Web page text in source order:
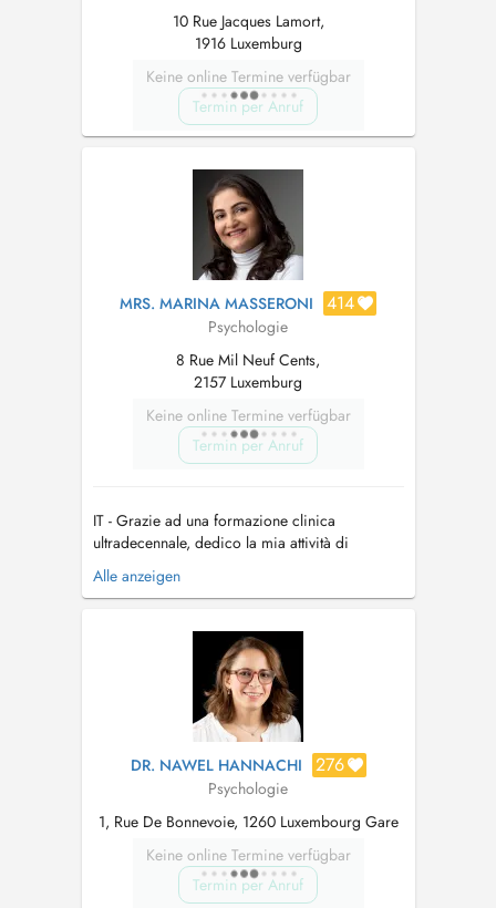
10 Rue Jacques Lamort,
1916 Luxemburg
Keine online Termine verfügbar
Termin per Anruf
MRS. MARINA MASSERONI 414
Psychologie
8 Rue Mil Neuf Cents,
2157 Luxemburg
Keine online Termine verfügbar
Termin per Anruf
IT - Grazie ad una formazione clinica
ultradecennale, dedico la mia attività di
psicologa ad adulti. Con un approccio
umanistico-esistenziale centrato sulla persona,
relazioni umane e a migliorare l'adattamento
individuale, spesso compromesso dallo svilu...
Alle anzeigen
DR. NAWEL HANNACHI 276
Psychologie
1, Rue De Bonnevoie, 1260 Luxembourg Gare
Keine online Termine verfügbar
Termin per Anruf